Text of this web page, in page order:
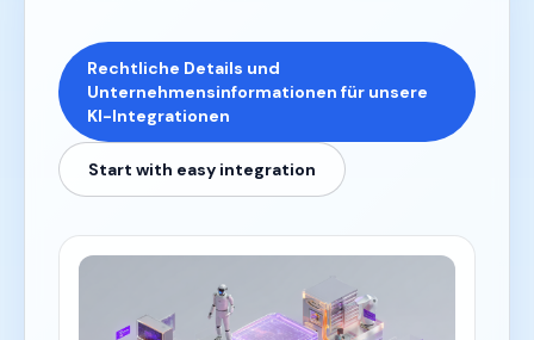
Rechtliche Details und
Unternehmensinformationen für unsere
KI-Integrationen
Start with easy integration